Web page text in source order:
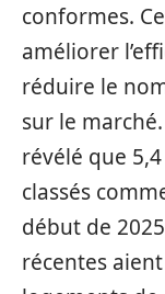
conformes.
améliorer
réduire le
sur le
révélé que
classés
début de
récentes